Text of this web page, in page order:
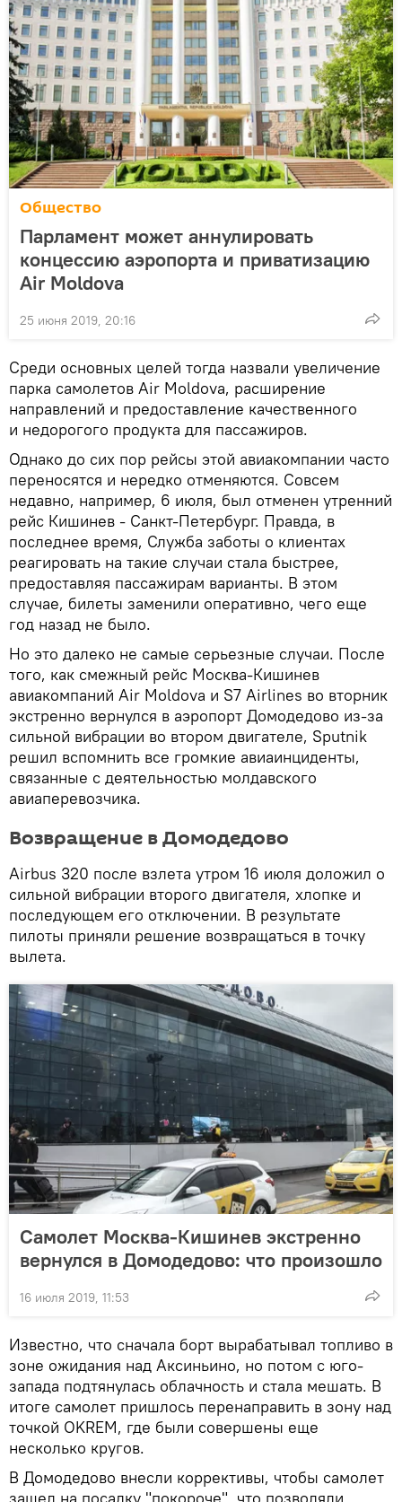
Общество
Парламент может аннулировать
концессию аэропорта и приватизацию
Air Moldova
25 июня 2019, 20:16
Среди основных целей тогда назвали увеличение
парка самолетов Air Moldova, расширение
направлений и предоставление качественного
и недорогого продукта для пассажиров.
Однако до сих пор рейсы этой авиакомпании часто
переносятся и нередко отменяются. Совсем
недавно, например, 6 июля, был отменен утренний
рейс Кишинев - Санкт-Петербург. Правда, в
последнее время, Служба заботы о клиентах
реагировать на такие случаи стала быстрее,
предоставляя пассажирам варианты. В этом
случае, билеты заменили оперативно, чего еще
год назад не было.
Но это далеко не самые серьезные случаи. После
того, как смежный рейс Москва-Кишинев
авиакомпаний Air Moldova и S7 Airlines во вторник
экстренно вернулся в аэропорт Домодедово из-за
сильной вибрации во втором двигателе, Sputnik
решил вспомнить все громкие авиаинциденты,
связанные с деятельностью молдавского
авиаперевозчика.
Возвращение в Домодедово
Аirbus 320 после взлета утром 16 июля доложил о
сильной вибрации второго двигателя, хлопке и
последующем его отключении. В результате
пилоты приняли решение возвращаться в точку
вылета.
Самолет Москва-Кишинев экстренно
вернулся в Домодедово: что произошло
16 июля 2019, 11:53
Известно, что сначала борт вырабатывал топливо в
зоне ожидания над Aксиньино, но потом с юго-
запада подтянулась облачность и стала мешать. В
итоге самолет пришлось перенаправить в зону над
точкой OKREM, где были совершены еще
несколько кругов.
В Домодедово внесли коррективы, чтобы самолет
зашел на посадку "покороче", что позволяли